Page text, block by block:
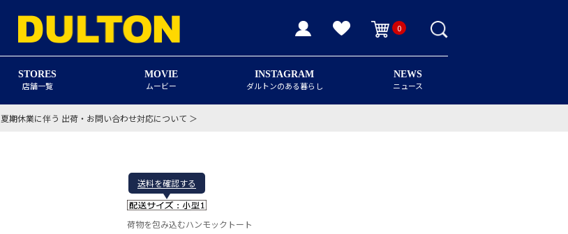
0
STORES
店舗一覧
MOVIE
ムービー
INSTAGRAM
ダルトンのある暮らし
NEWS
ニュース
夏期休業に伴う 出荷・お問い合わせ対応について ＞
送料を確認する
荷物を包み込むハンモックトート